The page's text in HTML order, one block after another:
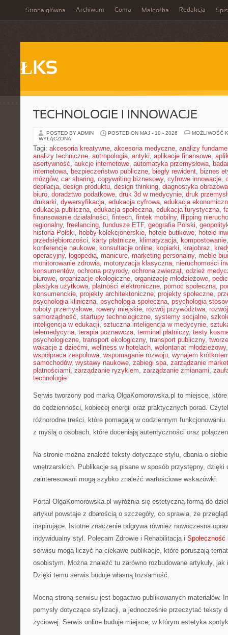
Strona główna Archiwum Coma Małgośka Redakcja
ŁKS
TECHNOLOGIE I INNOWACJE
POSTED BY ADMIN POSTED ON MAJ - 10 - 2026
MOŻLIWOŚĆ
WYŁĄCZONA
Tagi: akcesoria kreatywne, akcesoria medyczne, analizy
analizy techniczne, antropologia, antyki, aplikacje finansowe,
asertywność, aukcje internetowe, automatyka przemysłowa,
internetowa, bezpieczeństwo publiczne, biegły rewident, biznes
mózgów, car sharing, copywriting biznesowy, cyfrowe innowacje,
depilacja, design produktu, design thinking, diagnostyka obrazowa
biuro, doradztwo podatkowe, druk 3d w medycynie, druk
drukarki, dywersyfikacja, edukacja cyfrowa, edukacja
edukacja publiczna, edukacja społeczna, edukacja turystyczna,
finansowanie działalności, fintech, fintek mobilny, flipping
regionalny, freelancing, fundusze ETF, geografia Polski,
historia Polski, hobby kolekcjonerskie, hotele butikowe, hotele
przedsiębiorczości, karty płatnicze, klimatyzacja, kompostowanie
konferencje naukowe, konsultacje online, kopiarki, krajobraz,
operacyjny, logopedia, manicure, marketing personalny, meble
monitorowanie zdrowia, motoryzacja klasyczna, nieruchomości
konsumentów, ochrona przyrody, ochrona zwierząt, odzież
biurowe, organizacje ekologiczne, organizacje młodzieżowe,
plastyka użytkowa, płatności elektroniczne, pomoc społeczna,
konsumenckie, projekty architektoniczne, projekty społeczne,
psychologia kliniczna, psychologia społeczna, psychologia
roboty przemysłowe, rowery miejskie, rozwój przywództwa,
samorządność, startupy technologiczne, systemy socjalne,
inteligencja w edukacji, sztuczna inteligencja w medycynie,
telemedycyna, terapia poznawcza, terminal płatniczy, testy
psychologiczne, transport ekologiczny, transport publiczny,
wakacje z dziećmi, wellness w hotelach, wolontariat młodzieżowy
współpraca zespołowa, wspomaganie rozwoju, wynajem
samochodów, wystawy naukowe, zabiegi spa, zarządzanie
płatnościami, zarządzanie ryzykiem, zarządzanie zmianami,
technologie
Serwis tworzony pod marką OlgaKomorowska.pl to miejsce,
do codzienności, kobiecej energii oraz praktycznych porad.
różnorodne treści, które pomagają w codziennym
z myślą o osobach, które doceniają autentyczności oraz
Na stronie można znaleźć teksty dotyczące stylu, dbania o
wnętrzarskich. Publikacje są pisane w sposób przystępny, dzięki
zainteresowani mogą szybko znaleźć wartościowe wskazówki.
Portal OlgaKomorowska.pl wyróżnia się estetyczną formą do
artykuł powstaje z dbałością o szczegóły, co sprawia, że
inspirujące. Istotne znaczenie odgrywa również nowoczesna
indywidualny styl. Polecam Zdrowie i Rehabilitacja i
serwisu mogą liczyć na ciekawe publikacje, które poruszają
osobistym. Można znaleźć tu zarówno rozbudowane artykuły,
Dzięki temu serwis buduje własną tożsamość.
Mocną stroną serwisu jest bogactwo publikowanych materiałów.
pomysły dotyczące stylizacji, a jednocześnie przeczytać teksty
życiowej. Serwis online buduje miejsce, w którym estetyka